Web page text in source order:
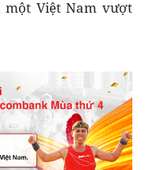
Việt Nam vượt